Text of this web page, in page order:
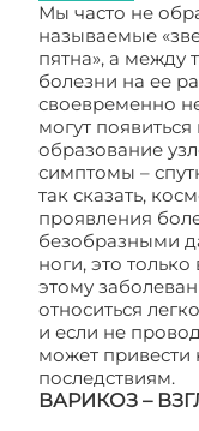
Мы часто не
называемые
пятна», а между
болезни на ее
своевременно
могут появиться
образование
симптомы –
так сказать,
проявления
безобразными
ноги, это
этому
относиться
и если не
может привести
последствиям.
ВАРИКОЗ –